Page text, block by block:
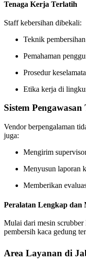
Tenaga Kerja Terlatih
Staff kebersihan dibekali:
Teknik
Pemahaman
Prosedur
Etika kerja di
Sistem
Vendor berpengalaman
juga:
Mengirim
Menyusun laporan
Memberikan
Peralatan Lengkap dan
Mulai dari mesin
pembersih kaca gedung
Area Layanan di